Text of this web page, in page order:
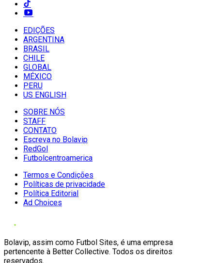
EDIÇÕES
ARGENTINA
BRASIL
CHILE
GLOBAL
MÉXICO
PERU
US ENGLISH
SOBRE NÓS
STAFF
CONTATO
Escreva no Bolavip
RedGol
Futbolcentroamerica
Termos e Condições
Políticas de privacidade
Política Editorial
Ad Choices
Bolavip, assim como Futbol Sites, é uma empresa
pertencente à Better Collective. Todos os direitos
reservados.